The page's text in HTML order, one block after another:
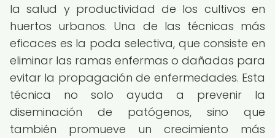
la salud y productividad de los cultivos en
huertos urbanos. Una de las técnicas más
eficaces es la poda selectiva, que consiste en
eliminar las ramas enfermas o dañadas para
evitar la propagación de enfermedades. Esta
técnica no solo ayuda a prevenir la
diseminación de patógenos, sino que
también promueve un crecimiento más